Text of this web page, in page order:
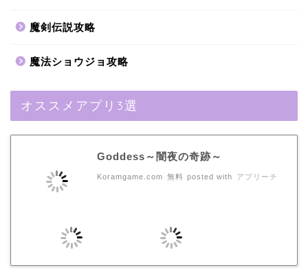
魔剣伝説攻略
魔法ショウジョ攻略
オススメアプリ3選
Goddess～闇夜の奇跡～
Koramgame.com 無料 posted with アプリーチ